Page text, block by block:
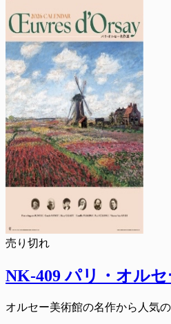
売り切れ
NK-409 パリ・オル
オルセー美術館の名作から人気